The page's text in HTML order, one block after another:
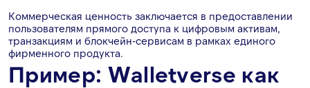
Коммерческая ценность заключается в предоставлении
пользователям прямого доступа к цифровым активам,
транзакциям и блокчейн-сервисам в рамках единого
фирменного продукта.
Пример: Walletverse как